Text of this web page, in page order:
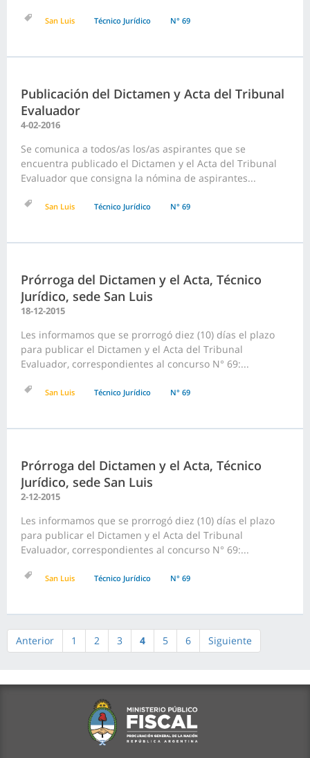
San Luis Técnico Jurídico N° 69
Publicación del Dictamen y Acta del Tribunal
Evaluador
4-02-2016
Se comunica a todos/as los/as aspirantes que se
encuentra publicado el Dictamen y el Acta del Tribunal
Evaluador que consigna la nómina de aspirantes...
San Luis Técnico Jurídico N° 69
Prórroga del Dictamen y el Acta, Técnico
Jurídico, sede San Luis
18-12-2015
Les informamos que se prorrogó diez (10) días el plazo
para publicar el Dictamen y el Acta del Tribunal
Evaluador, correspondientes al concurso N° 69:...
San Luis Técnico Jurídico N° 69
Prórroga del Dictamen y el Acta, Técnico
Jurídico, sede San Luis
2-12-2015
Les informamos que se prorrogó diez (10) días el plazo
para publicar el Dictamen y el Acta del Tribunal
Evaluador, correspondientes al concurso N° 69:...
San Luis Técnico Jurídico N° 69
Anterior 1 2 3 4 5 6 Siguiente